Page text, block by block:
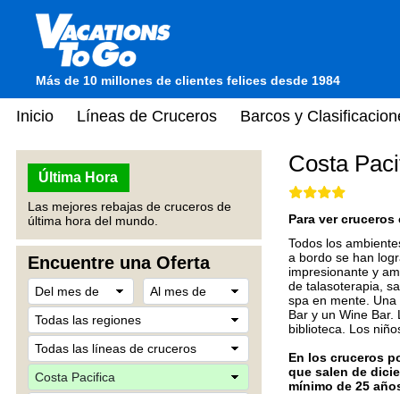
Más de 10 millones de clientes felices desde 1984
Inicio Líneas de Cruceros Barcos y
Última Hora
Las mejores rebajas de cruceros de
última hora del mundo.
Encuentre una Oferta
Costa
Para ver
Todos los
a bordo se han
impresionante y
de talasoterapia,
spa en mente.
Bar y un Wine
biblioteca. Los
En los cruceros
que salen de
mínimo de 25